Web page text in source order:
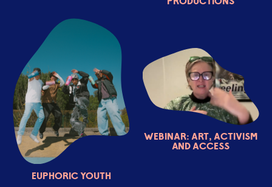
EUphoric youth
Webinar: art, activism
and access